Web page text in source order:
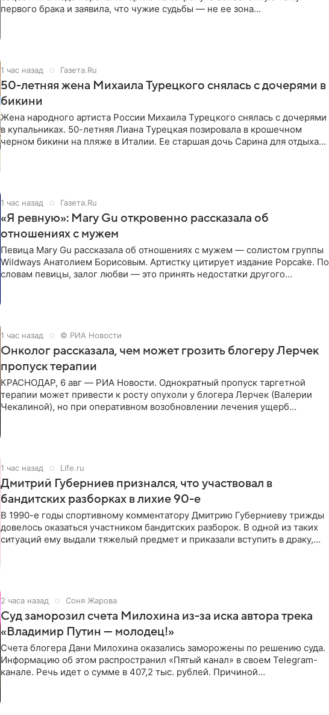
первого брака и заявила, что чужие судьбы — не ее зона
1 час назад Газета.Ru
50-летняя жена Михаила Турецкого снялась с дочерями в
бикини
Жена народного артиста России Михаила Турецкого снялась с дочерями
в купальниках. 50-летняя Лиана Турецкая позировала в крошечном
черном бикини на пляже в Италии. Ее старшая дочь Сарина для отдыха
1 час назад Газета.Ru
«Я ревную»: Mary Gu откровенно рассказала об
отношениях с мужем
Певица Mary Gu рассказала об отношениях с мужем — солистом группы
Wildways Анатолием Борисовым. Артистку цитирует издание Popcake. По
словам певицы, залог любви — это принять недостатки другого
1 час назад © РИА Новости
Онколог рассказала, чем может грозить блогеру Лерчек
пропуск терапии
КРАСНОДАР, 6 авг — РИА Новости. Однократный пропуск таргетной
терапии может привести к росту опухоли у блогера Лерчек (Валерии
Чекалиной), но при оперативном возобновлении лечения ущерб
1 час назад Life.ru
Дмитрий Губерниев признался, что участвовал в
бандитских разборках в лихие 90-е
В 1990-е годы спортивному комментатору Дмитрию Губерниеву трижды
довелось оказаться участником бандитских разборок. В одной из таких
ситуаций ему выдали тяжелый предмет и приказали вступить в драку,
2 часа назад Соня Жарова
Суд заморозил счета Милохина из-за иска автора трека
«Владимир Путин — молодец!»
Счета блогера Дани Милохина оказались заморожены по решению суда.
Информацию об этом распространил «Пятый канал» в своем Telegram-
канале. Речь идет о сумме в 407,2 тыс. рублей. Причиной